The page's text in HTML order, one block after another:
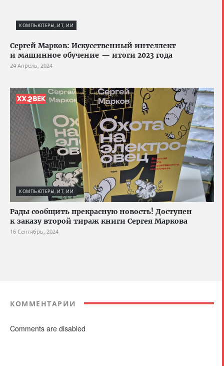
КОМПЬЮТЕРЫ, ИТ, ИИ
Сергей Марков: Искусственный интеллект
и машинное обучение — итоги 2023 года
24 Апрель, 2024
КОМПЬЮТЕРЫ, ИТ, ИИ
Рады сообщить прекрасную новость! Доступен
к заказу второй тираж книги Сергея Маркова
16 Сентябрь, 2024
КОММЕНТАРИИ
Comments are disabled